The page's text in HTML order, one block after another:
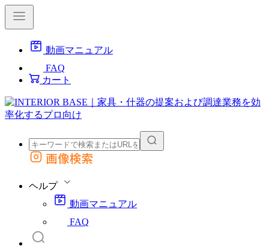
動画マニュアル
FAQ
カート
外部サイトの商品をカートに追加
画像検索
ヘルプ
動画マニュアル
FAQ